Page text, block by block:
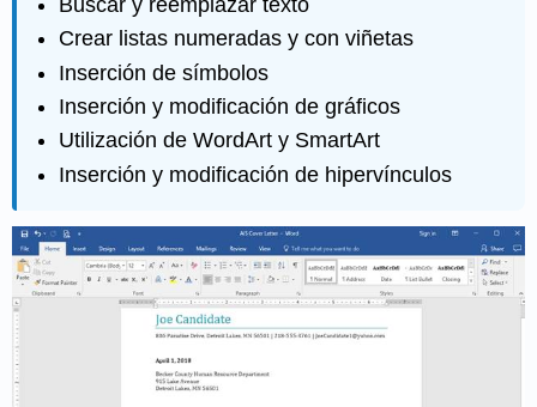
Crear listas numeradas y con viñetas
Inserción de símbolos
Inserción y modificación de gráficos
Utilización de WordArt y SmartArt
Inserción y modificación de hipervínculos